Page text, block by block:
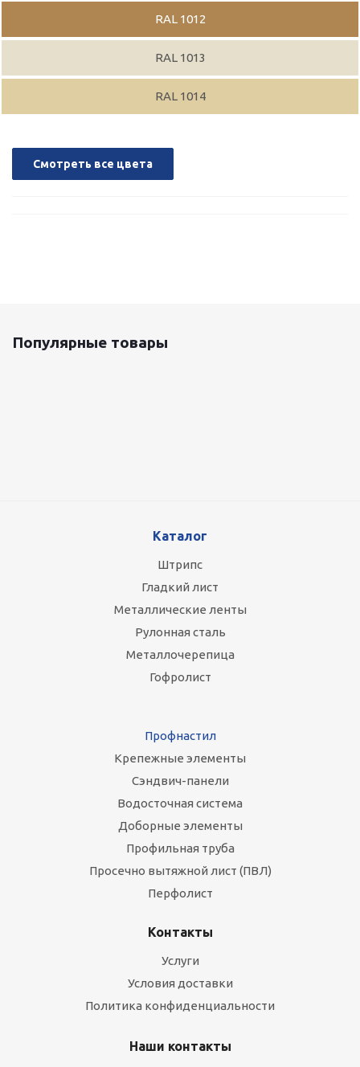
RAL 1012
RAL 1013
RAL 1014
Смотреть все цвета
Популярные товары
Каталог
Штрипс
Гладкий лист
Металлические ленты
Рулонная сталь
Металлочерепица
Гофролист
Профнастил
Крепежные элементы
Сэндвич-панели
Водосточная система
Доборные элементы
Профильная труба
Просечно вытяжной лист (ПВЛ)
Перфолист
Контакты
Услуги
Условия доставки
Политика конфиденциальности
Наши контакты